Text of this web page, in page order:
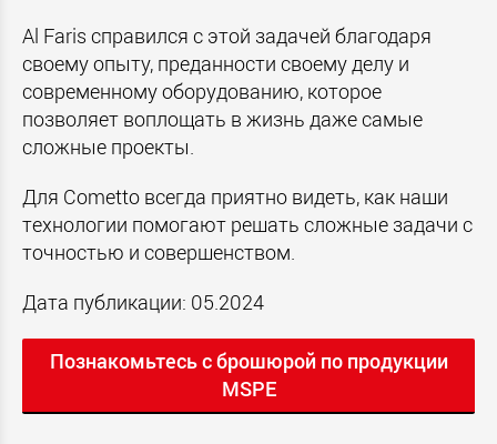
Al Faris справился с этой задачей благодаря
своему опыту, преданности своему делу и
современному оборудованию, которое
позволяет воплощать в жизнь даже самые
сложные проекты.
Для Cometto всегда приятно видеть, как наши
технологии помогают решать сложные задачи с
точностью и совершенством.
Дата публикации: 05.2024
Познакомьтесь с брошюрой по продукции
MSPE